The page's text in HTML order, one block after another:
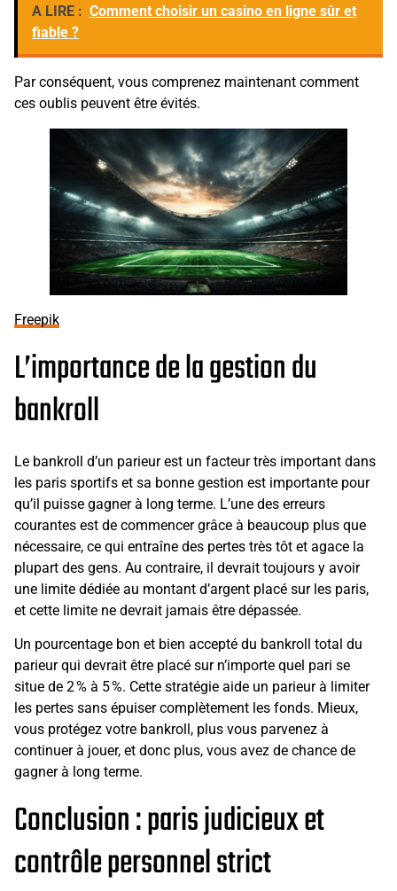
A LIRE : Comment choisir un casino en ligne sûr et
fiable ?
Par conséquent, vous comprenez maintenant comment
ces oublis peuvent être évités.
Freepik
L’importance de la gestion du
bankroll
Le bankroll d’un parieur est un facteur très important dans
les paris sportifs et sa bonne gestion est importante pour
qu’il puisse gagner à long terme. L’une des erreurs
courantes est de commencer grâce à beaucoup plus que
nécessaire, ce qui entraîne des pertes très tôt et agace la
plupart des gens. Au contraire, il devrait toujours y avoir
une limite dédiée au montant d’argent placé sur les paris,
et cette limite ne devrait jamais être dépassée.
Un pourcentage bon et bien accepté du bankroll total du
parieur qui devrait être placé sur n’importe quel pari se
situe de 2 % à 5 %. Cette stratégie aide un parieur à limiter
les pertes sans épuiser complètement les fonds. Mieux,
vous protégez votre bankroll, plus vous parvenez à
continuer à jouer, et donc plus, vous avez de chance de
gagner à long terme.
Conclusion : paris judicieux et
contrôle personnel strict